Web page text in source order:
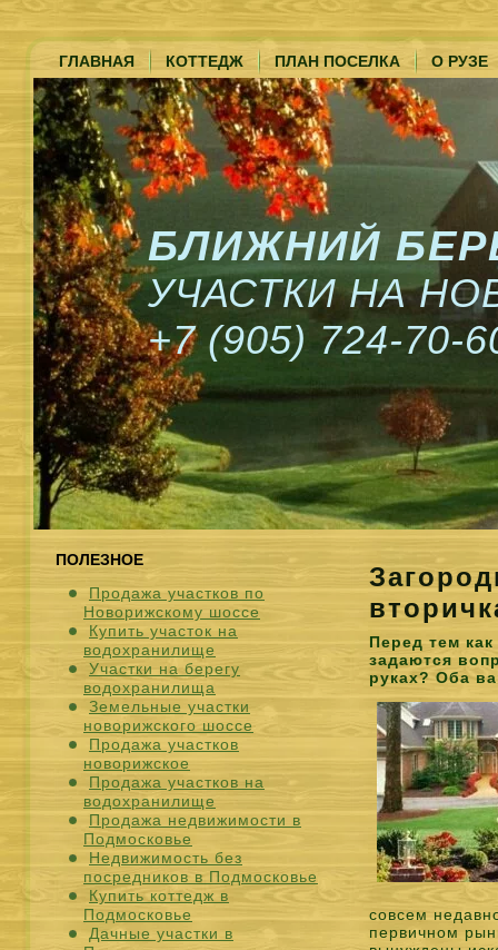
ГЛАВНАЯ КОТТЕДЖ ПЛАН ПОСЕЛКА О РУЗЕ
БЛИЖНИЙ
УЧАСТКИ НА
+7 (905) 724-70-
ПОЛЕЗНОЕ
Продажа участков по
Новорижскому шоссе
Купить участок на
водохранилище
Участки на берегу
водохранилища
Земельные участки
новорижского шоссе
Продажа участков
новорижское
Продажа участков на
водохранилище
Продажа недвижимости в
Подмосковье
Недвижимость без
посредников в Подмосковье
Купить коттедж в
Подмосковье
Дачные участки в
Перед тем
задаются
руках? Оба
совсем
первичном